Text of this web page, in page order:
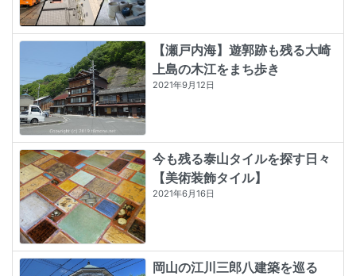
【瀬戸内海】遊郭跡も残る大崎
上島の木江をまち歩き
2021年9月12日
今も残る泰山タイルを探す日々
【美術装飾タイル】
2021年6月16日
岡山の江川三郎八建築を巡る